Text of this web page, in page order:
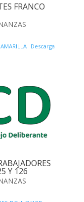
FRANCO
Descarga
Y 126